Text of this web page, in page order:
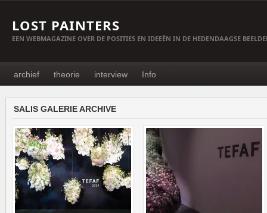
LOST PAINTERS
EEN WEBMAGAZINE OVER DE POSITIES EN IDEEËN IN DE HEDENDAAGSE
archief theorie interview Info
SALIS GALERIE ARCHIVE